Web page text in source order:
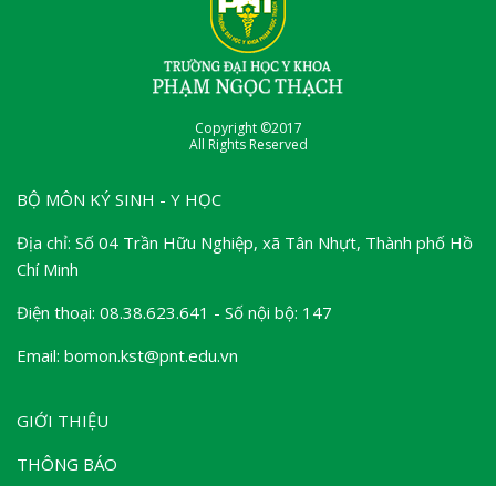
Copyright ©2017
All Rights Reserved
BỘ MÔN KÝ SINH - Y HỌC
Địa chỉ: Số 04 Trần Hữu Nghiệp, xã Tân Nhựt, Thành phố Hồ
Chí Minh
Điện thoại: 08.38.623.641 - Số nội bộ: 147
Email: bomon.kst@pnt.edu.vn
GIỚI THIỆU
THÔNG BÁO